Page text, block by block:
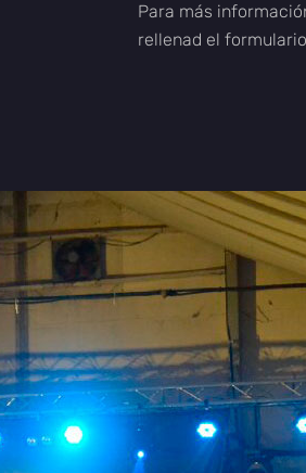
Para más
rellenad el